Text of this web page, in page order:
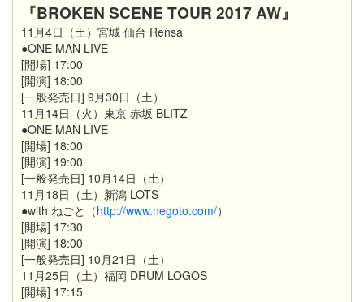
『BROKEN SCENE TOUR 2017 AW』
11月4日（土）宮城 仙台 Rensa
●ONE MAN LIVE
[開場] 17:00
[開演] 18:00
[一般発売日] 9月30日（土）
11月14日（火）東京 赤坂 BLITZ
●ONE MAN LIVE
[開場] 18:00
[開演] 19:00
[一般発売日] 10月14日（土）
11月18日（土）新潟 LOTS
●with ねごと（http://www.negoto.com/）
[開場] 17:30
[開演] 18:00
[一般発売日] 10月21日（土）
11月25日（土）福岡 DRUM LOGOS
[開場] 17:15